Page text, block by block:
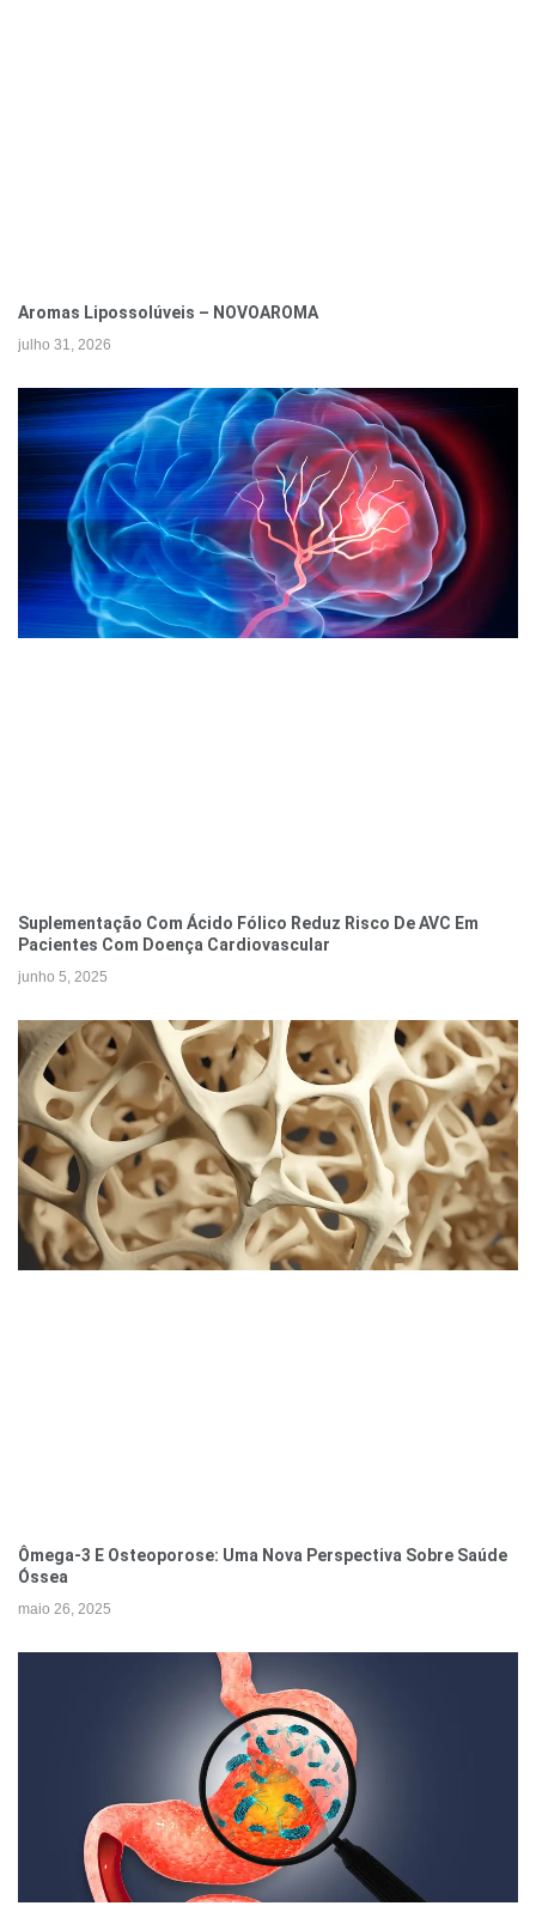
Aromas Lipossolúveis – NOVOAROMA
julho 31, 2026
Suplementação Com Ácido Fólico Reduz Risco De AVC Em
Pacientes Com Doença Cardiovascular
junho 5, 2025
Ômega-3 E Osteoporose: Uma Nova Perspectiva Sobre Saúde
Óssea
maio 26, 2025